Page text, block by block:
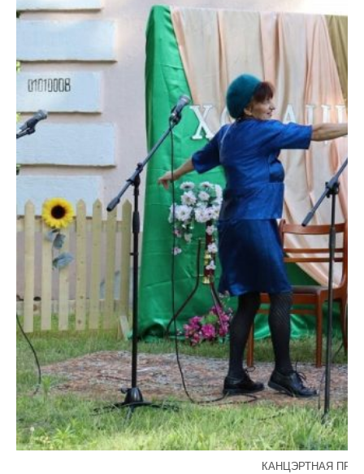
КАНЦЭРТНАЯ